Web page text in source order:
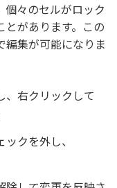
個々のセルがロック
とがあります。この
編集が可能になりま
、右クリックして
クを外し、